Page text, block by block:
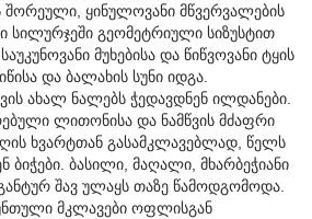
შორეული, ყინულოვანი მწვერვალების
სილურჯეში გეომეტრიული სიზუსტით
მუხებისა და წიწვოვანი ტყის
და ბალახის სუნი იდგა.
ახალ ნალებს ჭედავდნენ ილდანები.
ლითონისა და ნამწვის მძაფრი
ხვარტთან გასამკლავებლად, წელს
ბიჭები. ბასილი, მაღალი, მხარბეჭიანი
შავ ულაყს თაზე წამოდგომოდა.
მკლავები ოფლისგან